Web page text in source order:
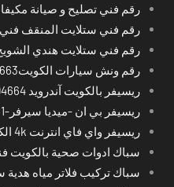
رقم فني تصليح و صيانة
رقم فني ستلايت المنقف
رقم فني ستلايت هندي
رقم ونش سيارات الكويت67733663
ريسيفر بالكويت آندرويد 55704664
ريسيفر بي ان -ميديا سيرفر-4K-52227331
ريسيفر واي فاي انترنت 4k الكويت52227331
سباك ادوات صحية
سباك تركيب فلاتر مياه